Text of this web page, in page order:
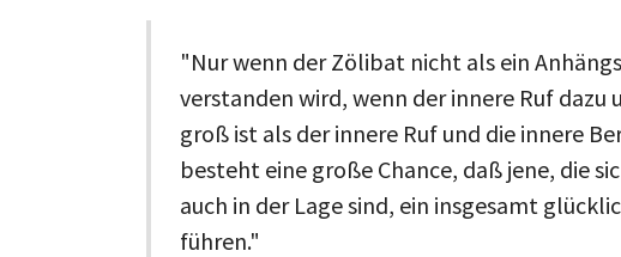
"Nur wenn der Zölibat nicht als ein
verstanden wird, wenn der innere Ruf
groß ist als der innere Ruf und die innere
besteht eine große Chance, daß jene, die
auch in der Lage sind, ein insgesamt
führen."